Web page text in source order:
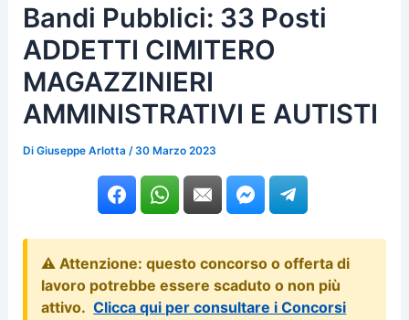
Bandi Pubblici: 33 Posti
ADDETTI CIMITERO
MAGAZZINIERI
AMMINISTRATIVI E AUTISTI
DiGiuseppe Arlotta /30 Marzo 2023
⚠️ Attenzione: questo concorso o offerta di
lavoro potrebbe essere scaduto o non più
attivo. Clicca qui per consultare i Concorsi